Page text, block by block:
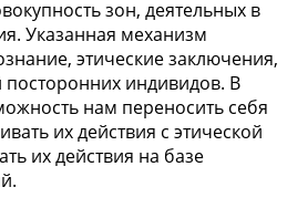
зон, деятельных в
Указанная механизм
этические заключения,
индивидов. В
нам переносить себя
их действия с этической
их действия на базе